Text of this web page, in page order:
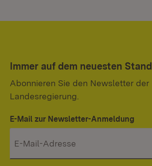
Immer auf dem neuesten Stand
Abonnieren Sie den Newsletter der
Landesregierung.
E-Mail zur Newsletter-Anmeldung